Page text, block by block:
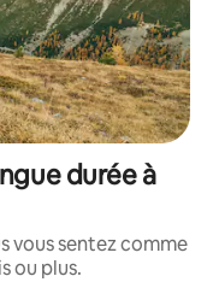
durée à
vous sentez comme
ou plus.